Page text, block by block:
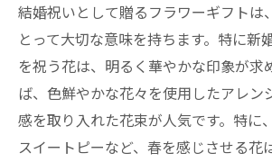
結婚祝いとして贈るフラワーギフトは
とって大切な意味を持ちます。特に新
を祝う花は、明るく華やかな印象が求
ば、色鮮やかな花々を使用したアレン
感を取り入れた花束が人気です。特に
スイートピーなど、春を感じさせる花